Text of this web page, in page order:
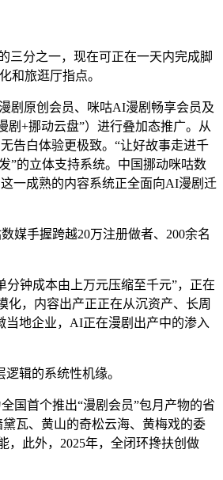
分之一，现在可正在一天内完成脚
和旅逛厅指点。
剧原创会员、咪咕AI漫剧畅享会员及
+挪动云盘”）进行叠加态推广。从
告白体验更极致。“让好故事走进千
”的立体支持系统。中国挪动咪咕数
一成熟的内容系统正全面向AI漫剧迁
媒手握跨越20万注册做者、200余名
钟成本由上万元压缩至千元”，正在
化，内容出产正正在从沉资产、长周
当地企业，AI正在漫剧出产中的渗入
辑的系统性机缘。
国首个推出“漫剧会员”包月产物的省
瓦、黄山的奇松云海、黄梅戏的委
，此外，2025年，全闭环搀扶创做